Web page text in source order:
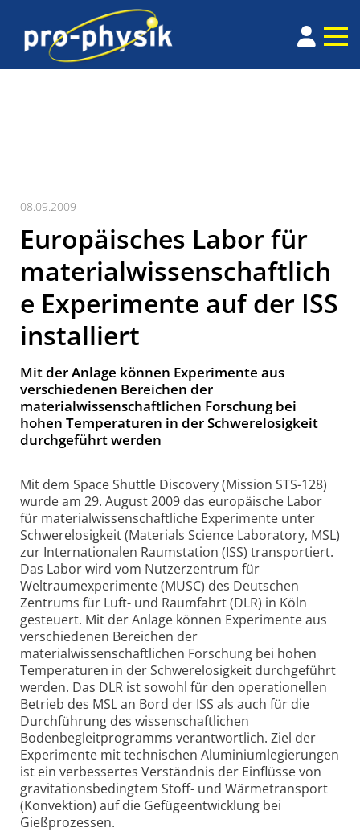
08.09.2009
Europäisches Labor für
materialwissenschaftlich
e Experimente auf der ISS
installiert
Mit der Anlage können Experimente aus
verschiedenen Bereichen der
materialwissenschaftlichen Forschung bei
hohen Temperaturen in der Schwerelosigkeit
durchgeführt werden
Mit dem Space Shuttle Discovery (Mission STS-128)
wurde am 29. August 2009 das europäische Labor
für materialwissenschaftliche Experimente unter
Schwerelosigkeit (Materials Science Laboratory, MSL)
zur Internationalen Raumstation (ISS) transportiert.
Das Labor wird vom Nutzerzentrum für
Weltraumexperimente (MUSC) des Deutschen
Zentrums für Luft- und Raumfahrt (DLR) in Köln
gesteuert. Mit der Anlage können Experimente aus
verschiedenen Bereichen der
materialwissenschaftlichen Forschung bei hohen
Temperaturen in der Schwerelosigkeit durchgeführt
werden. Das DLR ist sowohl für den operationellen
Betrieb des MSL an Bord der ISS als auch für die
Durchführung des wissenschaftlichen
Bodenbegleitprogramms verantwortlich. Ziel der
Experimente mit technischen Aluminiumlegierungen
ist ein verbessertes Verständnis der Einflüsse von
gravitationsbedingtem Stoff- und Wärmetransport
(Konvektion) auf die Gefügeentwicklung bei
Gießprozessen.